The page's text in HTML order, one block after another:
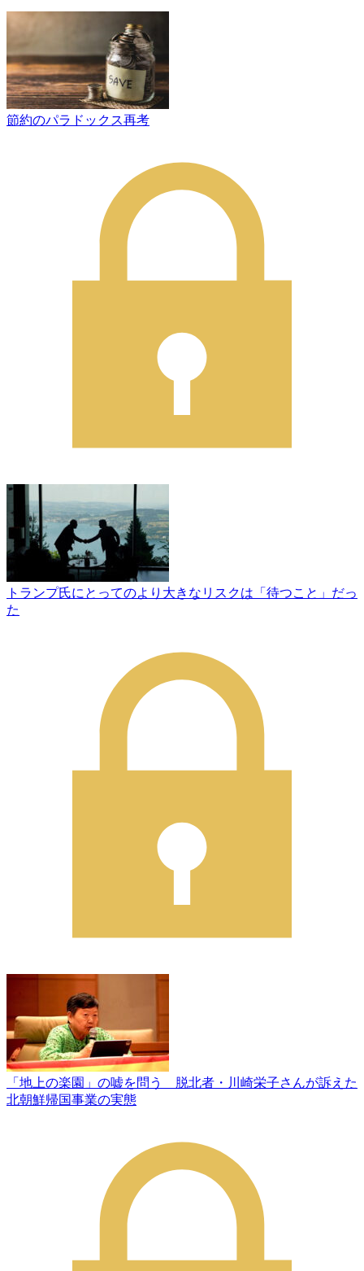
節約のパラドックス再考
トランプ氏にとってのより大きなリスクは「待つこと」だっ
た
「地上の楽園」の嘘を問う 脱北者・川崎栄子さんが訴えた
北朝鮮帰国事業の実態